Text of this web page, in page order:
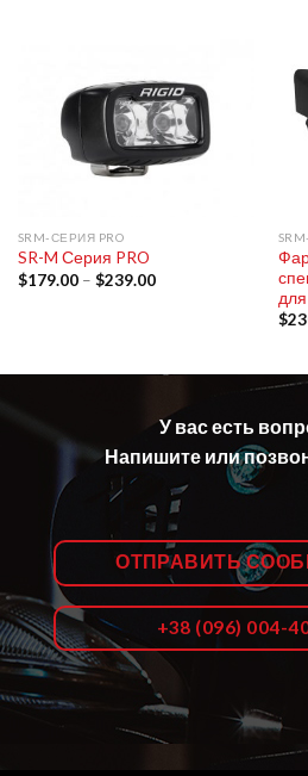
SRM-СЕРИЯ PRO
SR-M Серия PRO
$179.00– $239.00
$
У вас есть
Напишите или
ОТПРАВИТЬ
+38 (096) 004-